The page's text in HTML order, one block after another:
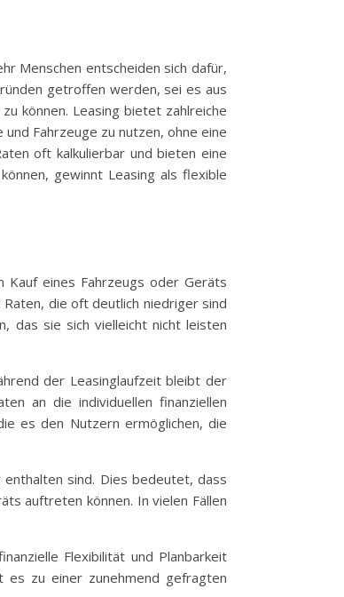
Menschen entscheiden sich dafür,
getroffen werden, sei es aus
können. Leasing bietet zahlreiche
Fahrzeuge zu nutzen, ohne eine
oft kalkulierbar und bieten eine
gewinnt Leasing als flexible
eines Fahrzeugs oder Geräts
die oft deutlich niedriger sind
das sie sich vielleicht nicht leisten
der Leasinglaufzeit bleibt der
an die individuellen finanziellen
es den Nutzern ermöglichen, die
sind. Dies bedeutet, dass
auftreten können. In vielen Fällen
Flexibilität und Planbarkeit
es zu einer zunehmend gefragten